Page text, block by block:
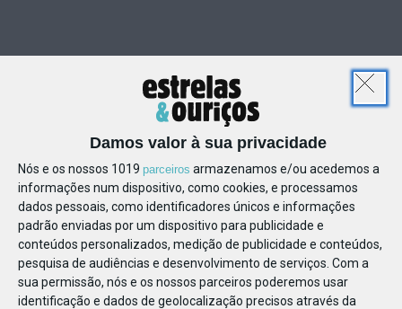
Damos valor à sua privacidade
Nós e os nossos 1019 parceiros armazenamos e/ou acedemos a
informações num dispositivo, como cookies, e processamos
dados pessoais, como identificadores únicos e informações
padrão enviadas por um dispositivo para publicidade e
conteúdos personalizados, medição de publicidade e conteúdos,
pesquisa de audiências e desenvolvimento de serviços. Com a
sua permissão, nós e os nossos parceiros poderemos usar
identificação e dados de geolocalização precisos através da